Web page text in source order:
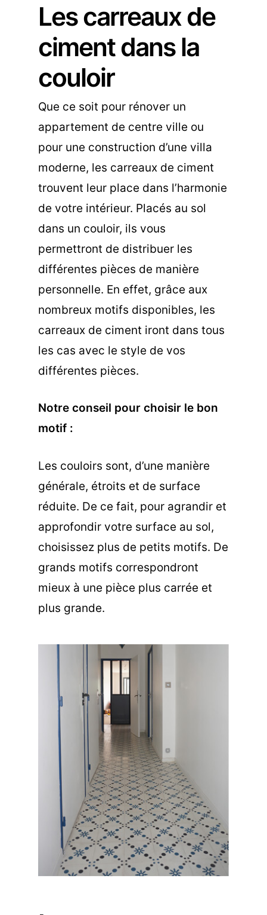
Les carreaux de
ciment dans la
couloir
Que ce soit pour rénover un
appartement de centre ville ou
pour une construction d’une villa
moderne, les carreaux de ciment
trouvent leur place dans l’harmonie
de votre intérieur. Placés au sol
dans un couloir, ils vous
permettront de distribuer les
différentes pièces de manière
personnelle. En effet, grâce aux
nombreux motifs disponibles, les
carreaux de ciment iront dans tous
les cas avec le style de vos
différentes pièces.
Notre conseil pour choisir le bon
motif :
Les couloirs sont, d’une manière
générale, étroits et de surface
réduite. De ce fait, pour agrandir et
approfondir votre surface au sol,
choisissez plus de petits motifs. De
grands motifs correspondront
mieux à une pièce plus carrée et
plus grande.